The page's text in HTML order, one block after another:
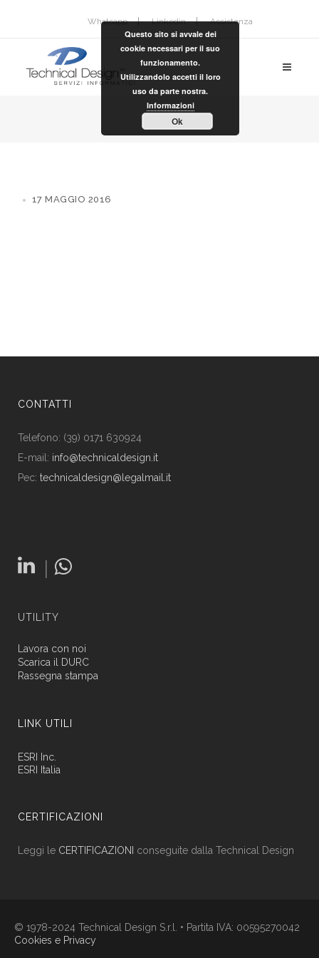
Whatsapp Linkedin Assistenza
17 MAGGIO 2016
CONTATTI
Telefono: (39) 0171 630924
E-mail: info@technicaldesign.it
Pec: technicaldesign@legalmail.it
|
UTILITY
Lavora con noi
Scarica il DURC
Rassegna stampa
LINK UTILI
ESRI Inc.
ESRI Italia
CERTIFICAZIONI
Leggi le CERTIFICAZIONI conseguite dalla Technical Design
© 1978-2024 Technical Design S.r.l. • Partita IVA: 00595270042
Cookies e Privacy
Questo sito si avvale dei
cookie necessari per il suo
funzionamento.
Utilizzandolo accetti il loro
uso da parte nostra.
Informazioni
Ok